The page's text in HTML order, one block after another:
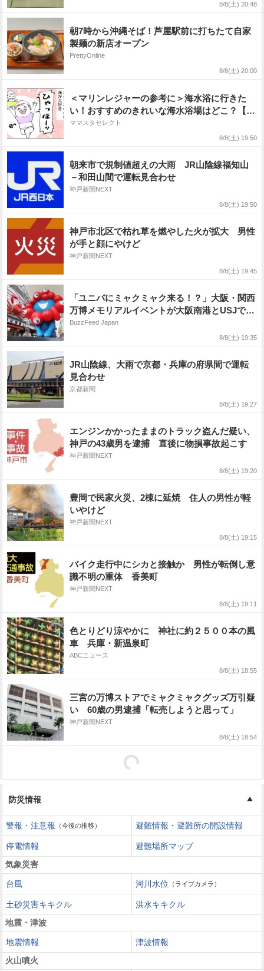
8/8(土) 20:48
朝7時から沖縄そば！芦屋駅前に打ちたて自家
製麺の新店オープン
PrettyOnline
8/8(土) 20:00
＜マリンレジャーの参考に＞海水浴に行きた
い！おすすめのきれいな海水浴場はどこ？【西
日本エリア編】
ママスタセレクト
8/8(土) 19:50
朝来市で規制値超えの大雨 JR山陰線福知山
－和田山間で運転見合わせ
神戸新聞NEXT
8/8(土) 19:50
神戸市北区で枯れ草を燃やした火が拡大 男性
が手と顔にやけど
神戸新聞NEXT
8/8(土) 19:45
「ユニバにミャクミャク来る！？」大阪・関西
万博メモリアルイベントが大阪南港とUSJで開
催。SISやコブクロも出演
BuzzFeed Japan
8/8(土) 19:35
JR山陰線、大雨で京都・兵庫の府県間で運転
見合わせ
京都新聞
8/8(土) 19:27
エンジンかかったままのトラック盗んだ疑い、
神戸の43歳男を逮捕 直後に物損事故起こす
神戸新聞NEXT
8/8(土) 19:20
豊岡で民家火災、2棟に延焼 住人の男性が軽
いやけど
神戸新聞NEXT
8/8(土) 19:15
バイク走行中にシカと接触か 男性が転倒し意
識不明の重体 香美町
神戸新聞NEXT
8/8(土) 19:11
色とりどり涼やかに 神社に約２５００本の風
車 兵庫・新温泉町
ABCニュース
8/8(土) 18:55
三宮の万博ストアでミャクミャクグッズ万引疑
い 60歳の男逮捕「転売しようと思って」
神戸新聞NEXT
8/8(土) 18:54
防災情報
警報・注意報 （今後の推移） 避難情報・避難所の開設情報
停電情報
避難場所マップ
気象災害
台風 河川水位 （ライブカメラ）
土砂災害キキクル
洪水キキクル
地震・津波
地震情報
津波情報
火山噴火